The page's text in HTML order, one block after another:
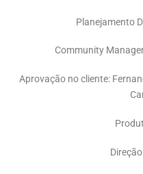
Planejamento
Community
Aprovação no cliente: